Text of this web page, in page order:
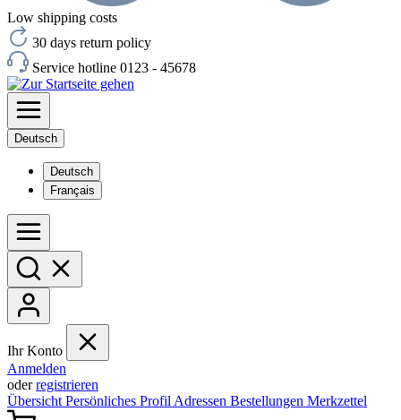
Low shipping costs
30 days return policy
Service hotline 0123 - 45678
Deutsch
Deutsch
Français
Ihr Konto
Anmelden
oderregistrieren
Übersicht Persönliches Profil Adressen Bestellungen Merkzettel